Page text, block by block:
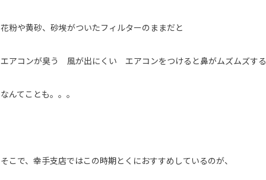
花粉や黄砂、砂埃がついたフィルターのままだと
エアコンが臭う 風が出にくい エアコンをつけると鼻がムズムズする
なんてことも。。。
そこで、幸手支店ではこの時期とくにおすすめしているのが、